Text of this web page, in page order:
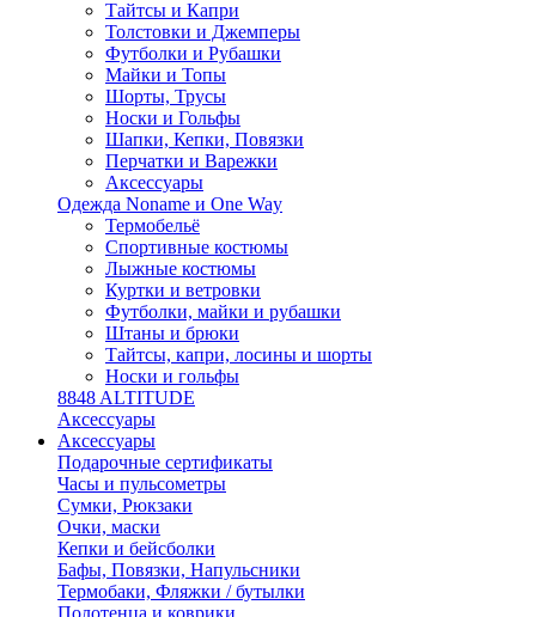
Тайтсы и Капри
Толстовки и Джемперы
Футболки и Рубашки
Майки и Топы
Шорты, Трусы
Носки и Гольфы
Шапки, Кепки, Повязки
Перчатки и Варежки
Аксессуары
Одежда Noname и One Way
Термобельё
Спортивные костюмы
Лыжные костюмы
Куртки и ветровки
Футболки, майки и рубашки
Штаны и брюки
Тайтсы, капри, лосины и шорты
Носки и гольфы
8848 ALTITUDE
Аксессуары
Аксессуары
Подарочные сертификаты
Часы и пульсометры
Сумки, Рюкзаки
Очки, маски
Кепки и бейсболки
Бафы, Повязки, Напульсники
Термобаки, Фляжки / бутылки
Полотенца и коврики